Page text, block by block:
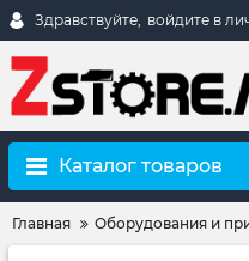
Здравствуйте, войдите в
Каталог товаров
Главная Оборудования и